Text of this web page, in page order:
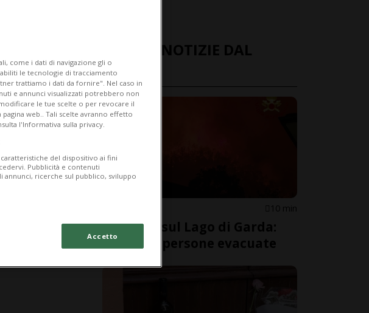
ULTIME NOTIZIE DAL
MONDO
10 min
Incendio sul Lago di Garda:
oltre 200 persone evacuate
come i dati di navigazione gli o
le tecnologie di tracciamento
trattiamo i dati da fornire". Nel caso in
e annunci visualizzati potrebbero non
le tue scelte o per revocare il
web.. Tali scelte avranno effetto
l'Informativa sulla privacy.
del dispositivo ai fini
Pubblicità e contenuti
ricerche sul pubblico, sviluppo
Accetto